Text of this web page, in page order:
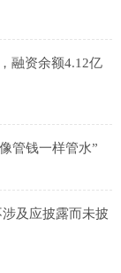
融资余额4.12亿
管钱一样管水”
及应披露而未披